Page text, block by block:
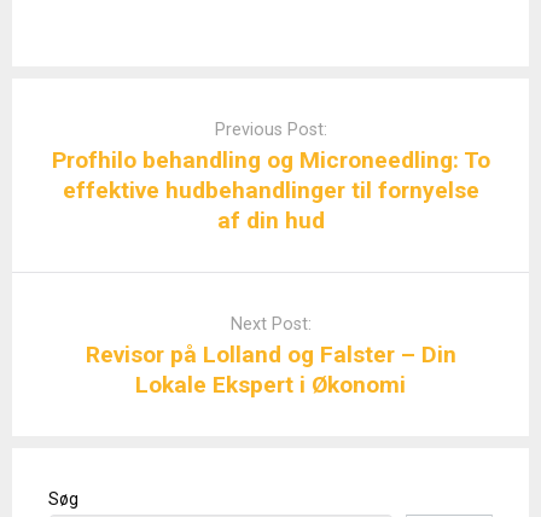
Previous Post:
Profhilo behandling og Microneedling: To
effektive hudbehandlinger til fornyelse
af din hud
Next Post:
Revisor på Lolland og Falster – Din
Lokale Ekspert i Økonomi
Søg